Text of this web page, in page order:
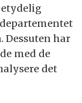
Dessuten har
med de
det